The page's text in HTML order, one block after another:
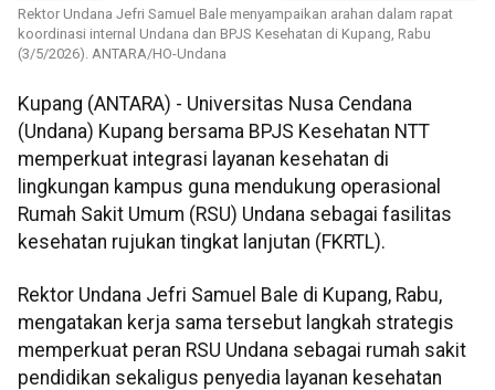
Rektor Undana Jefri Samuel Bale menyampaikan arahan dalam rapat
koordinasi internal Undana dan BPJS Kesehatan di Kupang, Rabu
(3/5/2026). ANTARA/HO-Undana
Kupang (ANTARA) - Universitas Nusa Cendana
(Undana) Kupang bersama BPJS Kesehatan NTT
memperkuat integrasi layanan kesehatan di
lingkungan kampus guna mendukung operasional
Rumah Sakit Umum (RSU) Undana sebagai fasilitas
kesehatan rujukan tingkat lanjutan (FKRTL).
Rektor Undana Jefri Samuel Bale di Kupang, Rabu,
mengatakan kerja sama tersebut langkah strategis
memperkuat peran RSU Undana sebagai rumah sakit
pendidikan sekaligus penyedia layanan kesehatan